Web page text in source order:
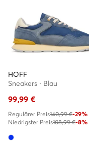
HOFF
Sneakers · Blau
99,99 €
Regulärer Preis140,99 €-29%
Niedrigster Preis108,99 €-8%